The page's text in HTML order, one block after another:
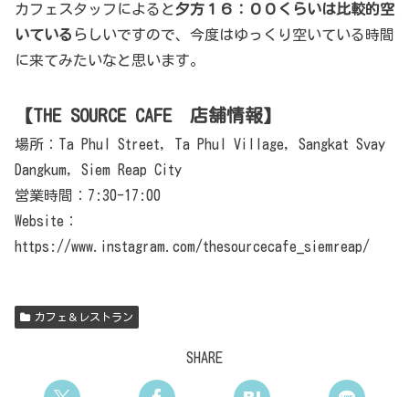
カフェスタッフによると夕方１６：００くらいは比較的空
いている らしいですので、今度はゆっくり空いている時間
に来てみたいなと思います。
【THE SOURCE CAFE 店舗情報】
場所：Ta Phul Street, Ta Phul Village, Sangkat Svay
Dangkum, Siem Reap City
営業時間：7:30-17:00
Website：
https://www.instagram.com/thesourcecafe_siemreap/
カフェ＆レストラン
SHARE